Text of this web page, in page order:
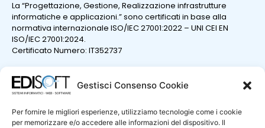
Gestisci Consenso Cookie
Per fornire le migliori esperienze, utilizziamo tecnologie come i cookie
per memorizzare e/o accedere alle informazioni del dispositivo. Il
La “Progettazione, Gestione, Realizzazione infrastrutture
informatiche e applicazioni.” sono certificati in base alla
normativa internazionale ISO/IEC 27001:2022 – UNI CEI EN
ISO/IEC 27001:2024.
Certificato Numero: IT352737